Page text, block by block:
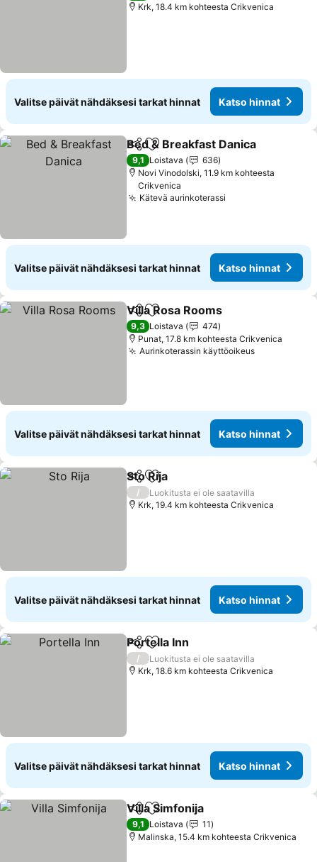
Krk, 18.4 km kohteesta Crikvenica
Valitse päivät nähdäksesi tarkat hinnat Katso hinnat
Jaa Lisää suosikkeihin
Bed & Breakfast Danica
9,1 Loistava
636
Novi Vinodolski, 11.9 km kohteesta
Crikvenica
Kätevä aurinkoterassi
Valitse päivät nähdäksesi tarkat hinnat Katso hinnat
Jaa Lisää suosikkeihin
Villa Rosa Rooms
9,3 Loistava
474
Punat, 17.8 km kohteesta Crikvenica
Aurinkoterassin käyttöoikeusKatso
Valitse päivät nähdäksesi tarkat hinnat Katso hinnat
Jaa Lisää suosikkeihin
Sto Rija
/
Luokitusta ei ole saatavilla
Krk, 19.4 km kohteesta Crikvenica
Valitse päivät nähdäksesi tarkat hinnat Katso hinnat
Jaa Lisää suosikkeihin
Portella Inn
/
Luokitusta ei ole saatavilla
Krk, 18.6 km kohteesta Crikvenica
Valitse päivät nähdäksesi tarkat hinnat Katso hinnat
Jaa Lisää suosikkeihin
Villa Simfonija
9,1 Loistava
11
Malinska, 15.4 km kohteesta Crikvenica